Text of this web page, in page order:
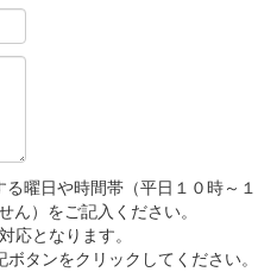
曜日や時間帯（平日１０時～１
ん）をご記入ください。
となります。
タンをクリックしてください。